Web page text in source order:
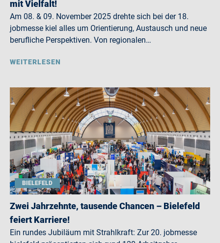
mit Vielfalt!
Am 08. & 09. November 2025 drehte sich bei der 18.
jobmesse kiel alles um Orientierung, Austausch und neue
berufliche Perspektiven. Von regionalen…
WEITERLESEN
BIELEFELD
Zwei Jahrzehnte, tausende Chancen – Bielefeld
feiert Karriere!
Ein rundes Jubiläum mit Strahlkraft: Zur 20. jobmesse